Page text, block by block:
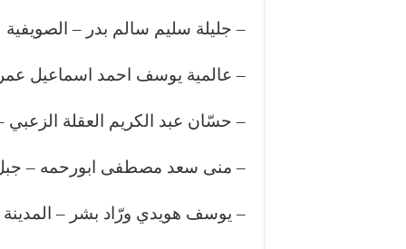
– جليلة سليم سالم بدر – الصويفية
– عالمية يوسف احمد اسماعيل
– حسّان عبد الكريم العقلة الزعبي
– منى سعد مصطفى ابورحمه – جبل
– يوسف هويدي ورّاد بشر – المدينة